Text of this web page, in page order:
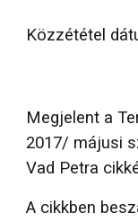
Közzététel
Megjelent a
2017/ májusi
Vad Petra
A cikkben